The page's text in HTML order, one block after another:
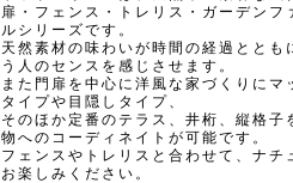
扉・フェンス・トレリス・ガーデンフ
ルシリーズです。
天然素材の味わいが時間の経過ととも
う人のセンスを感じさせます。
また門扉を中心に洋風な家づくりにマ
タイプや目隠しタイプ、
そのほか定番のテラス、井桁、縦格子
物へのコーディネイトが可能です。
フェンスやトレリスと合わせて、ナチ
お楽しみください。